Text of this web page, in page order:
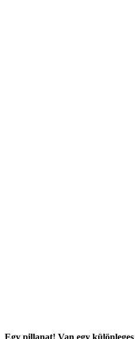
Egy pillanat! Van egy